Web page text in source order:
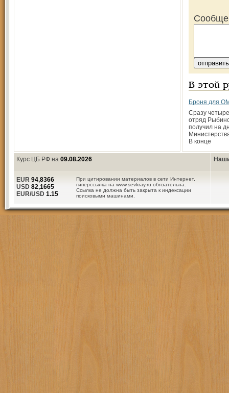
В этой
Броня для
Сразу
отряд
получил на
В конце
Курс ЦБ РФ на 09.08.2026
При цитировании материалов в сети Интернет,
гиперссылка на www.sevkray.ru обязательна.
Ссылка не должна быть закрыта к индексации
поисковыми машинами.
EUR 94,8366
USD 82,1665
EUR/USD 1.15